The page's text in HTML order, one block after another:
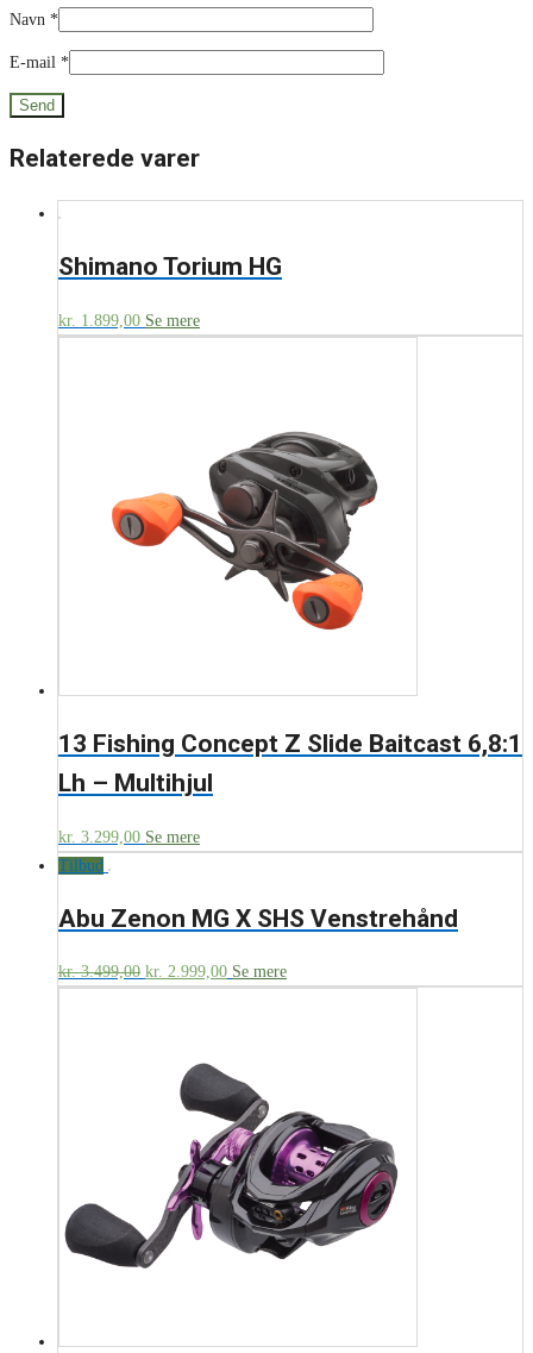
Navn *
E-mail *
Relaterede varer
Shimano Torium HG
kr. 1.899,00 Se mere
13 Fishing Concept Z Slide Baitcast 6,8:1
Lh – Multihjul
kr. 3.299,00 Se mere
Tilbud
Abu Zenon MG X SHS Venstrehånd
kr.3.499,00 kr. 2.999,00 Se mere